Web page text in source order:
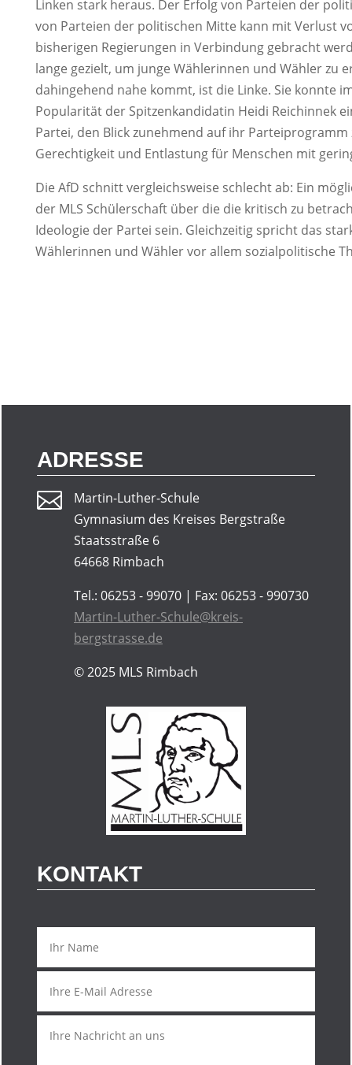
Linken stark heraus. Der Erfolg von Parteien der
von Parteien der politischen Mitte kann mit Verlust
bisherigen Regierungen in Verbindung gebracht
lange gezielt, um junge Wählerinnen und Wähler zu
dahingehend nahe kommt, ist die Linke. Sie konnte
Popularität der Spitzenkandidatin Heidi Reichinnek
Partei, den Blick zunehmend auf ihr Parteiprogramm
Gerechtigkeit und Entlastung für Menschen mit
Die AfD schnitt vergleichsweise schlecht ab: Ein
der MLS Schülerschaft über die die kritisch zu
Ideologie der Partei sein. Gleichzeitig spricht das
Wählerinnen und Wähler vor allem sozialpolitische
ADRESSE

Martin-Luther-Schule
Gymnasium des Kreises Bergstraße
Staatsstraße 6
64668 Rimbach
Tel.: 06253 - 99070 | Fax: 06253 - 990730
Martin-Luther-Schule@kreis-
bergstrasse.de
© 2025MLS Rimbach
KONTAKT